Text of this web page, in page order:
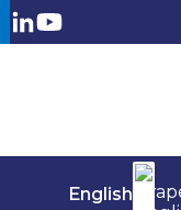
LinkedIn
Youtube
English